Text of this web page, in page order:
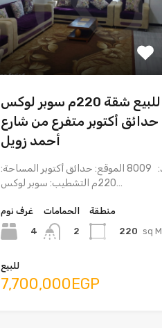
للبيع شقة 220م سوبر لوكس
حدائق أكتوبر متفرع من شارع
أحمد زويل
كود: 8009 الموقع: حدائق أكتوبر المساحة:
220م التشطيب: سوبر لوكس…
غرف نوم
4
الحمامات
2
منطقة
220 sq M
للبيع
7,700,000EGP